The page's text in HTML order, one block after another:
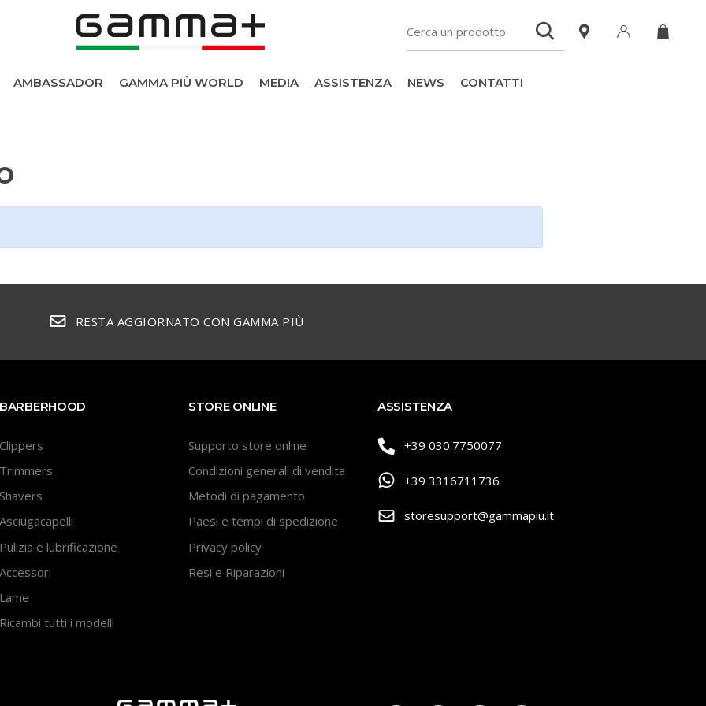
AMBASSADOR GAMMA PIÙ WORLD MEDIA ASSISTENZA NEWS CONTATTI
RESTA AGGIORNATO CON GAMMA PIÙ
BARBERHOOD
Clippers
Trimmers
Shavers
Asciugacapelli
Pulizia e lubrificazione
Accessori
Lame
Ricambi tutti i modelli
STORE ONLINE
Supporto store online
Condizioni generali di vendita
Metodi di pagamento
Paesi e tempi di spedizione
Privacy policy
Resi e Riparazioni
ASSISTENZA
+39 030.7750077
+39 3316711736
storesupport@gammapiu.it